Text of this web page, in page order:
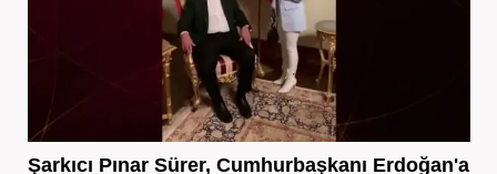
Şarkıcı Pınar Sürer, Cumhurbaşkanı Erdoğan'a